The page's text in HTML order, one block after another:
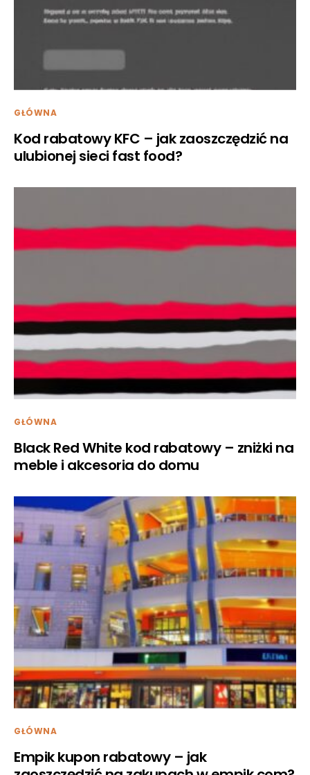
GŁÓWNA
Kod rabatowy KFC – jak zaoszczędzić na
ulubionej sieci fast food?
GŁÓWNA
Black Red White kod rabatowy – zniżki na
meble i akcesoria do domu
GŁÓWNA
Empik kupon rabatowy – jak